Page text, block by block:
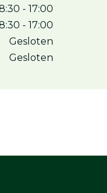
- 17:00
- 17:00
Gesloten
Gesloten